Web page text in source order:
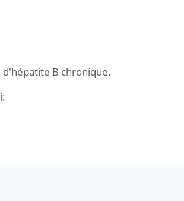
B chronique.